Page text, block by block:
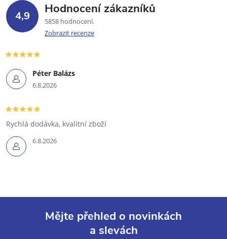
4,9 Hodnocení zákazníků
5858 hodnocení
Zobrazit recenze
Péter Balázs
6.8.2026
6.8.2026
Rychlá dodávka, kvalitní zboží
Mějte přehled o novinkách
a slevách